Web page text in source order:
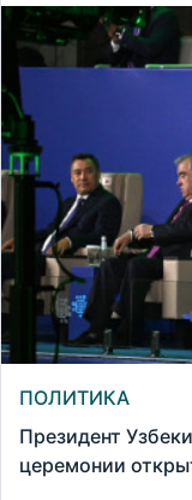
ПОЛИТИКА
Президент
церемонии